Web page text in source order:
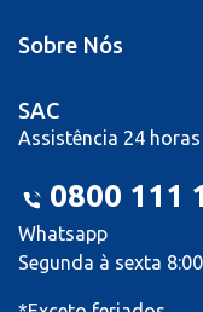
Sobre Nós
SAC
Assistência 24 horas
0800 111
Whatsapp
Segunda à sexta